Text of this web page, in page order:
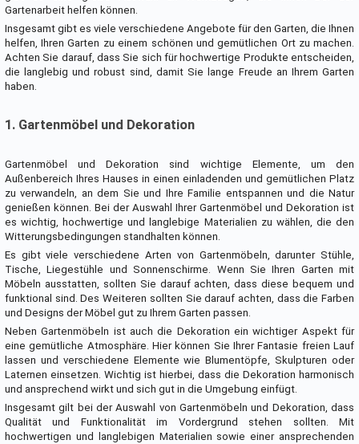
Gartenarbeit helfen können.
Insgesamt gibt es viele verschiedene Angebote für den Garten, die Ihnen
helfen, Ihren Garten zu einem schönen und gemütlichen Ort zu machen.
Achten Sie darauf, dass Sie sich für hochwertige Produkte entscheiden,
die langlebig und robust sind, damit Sie lange Freude an Ihrem Garten
haben.
1. Gartenmöbel und Dekoration
Gartenmöbel und Dekoration sind wichtige Elemente, um den
Außenbereich Ihres Hauses in einen einladenden und gemütlichen Platz
zu verwandeln, an dem Sie und Ihre Familie entspannen und die Natur
genießen können. Bei der Auswahl Ihrer Gartenmöbel und Dekoration ist
es wichtig, hochwertige und langlebige Materialien zu wählen, die den
Witterungsbedingungen standhalten können.
Es gibt viele verschiedene Arten von Gartenmöbeln, darunter Stühle,
Tische, Liegestühle und Sonnenschirme. Wenn Sie Ihren Garten mit
Möbeln ausstatten, sollten Sie darauf achten, dass diese bequem und
funktional sind. Des Weiteren sollten Sie darauf achten, dass die Farben
und Designs der Möbel gut zu Ihrem Garten passen.
Neben Gartenmöbeln ist auch die Dekoration ein wichtiger Aspekt für
eine gemütliche Atmosphäre. Hier können Sie Ihrer Fantasie freien Lauf
lassen und verschiedene Elemente wie Blumentöpfe, Skulpturen oder
Laternen einsetzen. Wichtig ist hierbei, dass die Dekoration harmonisch
und ansprechend wirkt und sich gut in die Umgebung einfügt.
Insgesamt gilt bei der Auswahl von Gartenmöbeln und Dekoration, dass
Qualität und Funktionalität im Vordergrund stehen sollten. Mit
hochwertigen und langlebigen Materialien sowie einer ansprechenden